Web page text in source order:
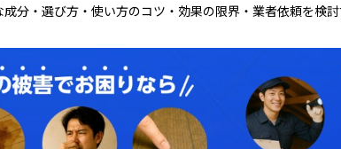
分・選び方・使い方のコツ・効果の限界・業者依頼を検